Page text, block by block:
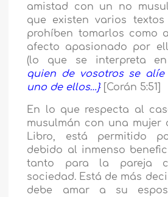
amistad con un no
que existen varios
prohíben tomarlos como
afecto apasionado por
(lo que se interpreta
quien de vosotros se
uno de ellos…} [Corán 5:51]
En lo que respecta al
musulmán con una mujer
Libro, está permitido
debido al inmenso
tanto para la pareja
sociedad. Está de más
debe amar a su